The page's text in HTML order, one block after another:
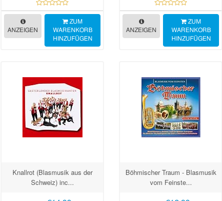
ANZEIGEN
ZUM
WARENKORB
HINZUFÜGEN
ANZEIGEN
ZUM
WARENKORB
HINZUFÜGEN
Knallrot (Blasmusik aus der
Schweiz) inc...
Böhmischer Traum - Blasmusik
vom Feinste...